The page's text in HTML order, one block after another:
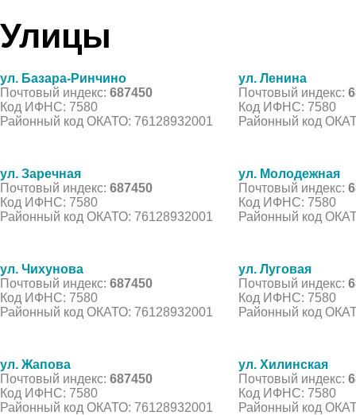
Улицы
ул. Базара-Ринчино
Почтовый индекс: 687450
Код ИФНС: 7580
Районный код ОКАТО: 76128932001
ул. Ленина
Почтовый индекс:
Код ИФНС: 7580
Районный код
ул. Заречная
Почтовый индекс: 687450
Код ИФНС: 7580
Районный код ОКАТО: 76128932001
ул. Молодежная
Почтовый индекс:
Код ИФНС: 7580
Районный код
ул. Чихунова
Почтовый индекс: 687450
Код ИФНС: 7580
Районный код ОКАТО: 76128932001
ул. Луговая
Почтовый индекс:
Код ИФНС: 7580
Районный код
ул. Жапова
Почтовый индекс: 687450
Код ИФНС: 7580
Районный код ОКАТО: 76128932001
ул. Хилинская
Почтовый индекс:
Код ИФНС: 7580
Районный код